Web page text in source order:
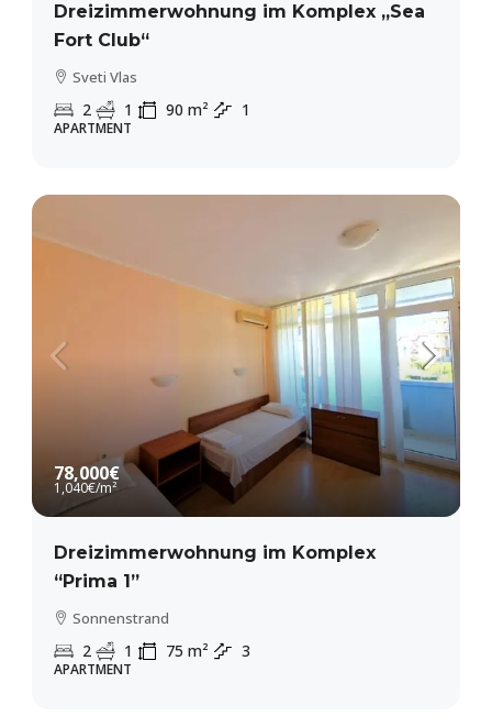
Dreizimmerwohnung im Komplex „Sea
Fort Club“
Sveti Vlas
2 1 90 m² 1
APARTMENT
78,000€
1,040€/m²
Dreizimmerwohnung im Komplex
“Prima 1”
Sonnenstrand
2 1 75 m² 3
APARTMENT